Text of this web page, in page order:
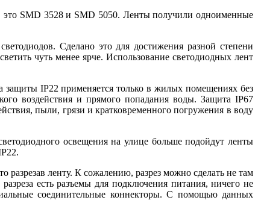
это SMD 3528 и SMD 5050. Ленты получили одноименные
Сделано это для достижения разной степени
чуть менее ярче. Использование светодиодных лент
защиты IP22 применяется только в жилых помещениях без
воздействия и прямого попадания воды. Защита IP67
пыли, грязи и кратковременного погружения в воду
освещения на улице больше подойдут ленты
разрезав ленту. К сожалению, разрез можно сделать не там
есть разъемы для подключения питания, ничего не
соединительные коннекторы. С помощью данных